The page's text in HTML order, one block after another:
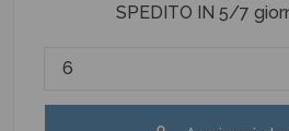
SPEDITO IN 5/7